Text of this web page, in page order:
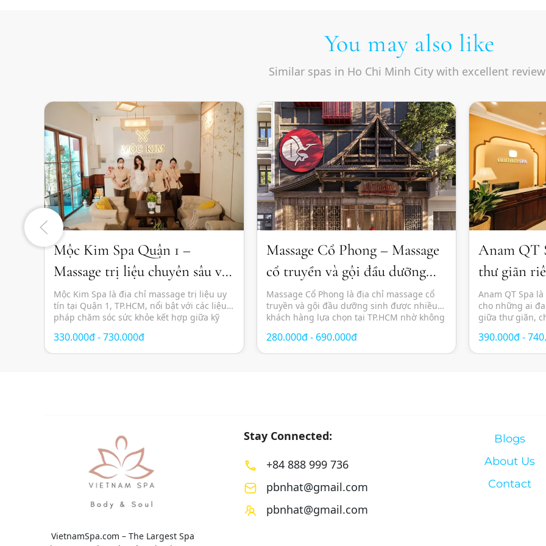
You may also like
Similar spas in Ho Chi Minh City with excellent
Mộc Kim Spa Quận 1 –
Massage trị liệu chuyên sâu và
thư giãn chuẩn Nhật
Mộc Kim Spa là địa chỉ massage trị liệu uy
tín tại Quận 1, TP.HCM, nổi bật với các liệu
pháp chăm sóc sức khỏe kết hợp giữa kỹ
nhiên và không gian thư giãn mang cảm
hứng Nhật Bản. Các liệu trình được thiết kế
330.000đ - 730.000đ
Massage Cổ Phong – Massage
cổ truyền và gội đầu dưỡng
sinh thư giãn
Massage Cổ Phong là địa chỉ massage cổ
truyền và gội đầu dưỡng sinh được nhiều
khách hàng lựa chọn tại TP.HCM nhờ không
chăm sóc sức khỏe theo phương pháp
Đông phương. Spa mang đến trải nghiệm
280.000đ - 690.000đ
Anam QT
thư giãn
sức khỏe
Anam QT Spa
cho những ai
giữa thư giãn,
thành phố. Với
hóa, spa mang
390.000đ -
VietnamSpa.com – The Largest Spa
Stay Connected:
+84 888 999 736
pbnhat@gmail.com
pbnhat@gmail.com
Blogs
About Us
Contact